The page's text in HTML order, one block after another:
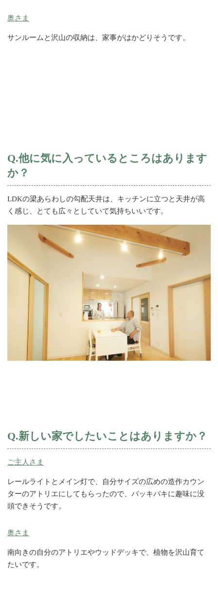
奥さま
サンルームと沢山の収納は、家事がはかどりそうです。
Q.他に気に入っているところはあります
か？
LDKの梁あらわしの勾配天井は、キッチンに立つと天井が高
く感じ、とても広々としていて気持ちいいです。
Q.新しい家でしたいことはありますか？
ご主人さま
レールライトとメイン灯で、自分サイズの広めの造作カウン
ターのアトリエにしてもらったので、バッキバキに趣味に没
頭できそうです。
奥さま
南向きの自分のアトリエやウッドデッキで、植物を沢山育て
たいです。